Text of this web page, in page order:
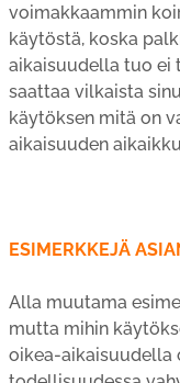
voimakkaammin
käytöstä, koska
aikaisuudella tuo ei
saattaa vilkaista
käytöksen mitä on
aikaisuuden
ESIMERKKEJÄ
Alla muutama
mutta mihin
oikea-aikaisuudella